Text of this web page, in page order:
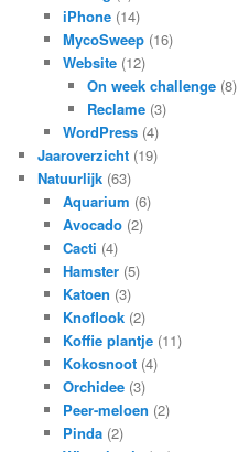
iPhone(14)
MycoSweep(16)
Website(12)
On week challenge (8)
Reclame (3)
WordPress(4)
Jaaroverzicht (19)
Natuurlijk (63)
Aquarium (6)
Avocado(2)
Cacti (4)
Hamster(5)
Katoen (3)
Knoflook(2)
Koffie plantje(11)
Kokosnoot(4)
Orchidee(3)
Peer-meloen (2)
Pinda(2)